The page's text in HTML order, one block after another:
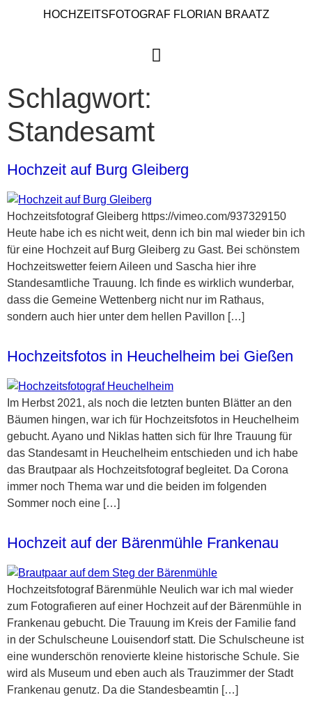
HOCHZEITSFOTOGRAF FLORIAN BRAATZ
Schlagwort:
Standesamt
Hochzeit auf Burg Gleiberg
Hochzeitsfotograf Gleiberg https://vimeo.com/937329150
Heute habe ich es nicht weit, denn ich bin mal wieder bin ich
für eine Hochzeit auf Burg Gleiberg zu Gast. Bei schönstem
Hochzeitswetter feiern Aileen und Sascha hier ihre
Standesamtliche Trauung. Ich finde es wirklich wunderbar,
dass die Gemeine Wettenberg nicht nur im Rathaus,
sondern auch hier unter dem hellen Pavillon […]
Hochzeitsfotos in Heuchelheim bei Gießen
Im Herbst 2021, als noch die letzten bunten Blätter an den
Bäumen hingen, war ich für Hochzeitsfotos in Heuchelheim
gebucht. Ayano und Niklas hatten sich für Ihre Trauung für
das Standesamt in Heuchelheim entschieden und ich habe
das Brautpaar als Hochzeitsfotograf begleitet. Da Corona
immer noch Thema war und die beiden im folgenden
Sommer noch eine […]
Hochzeit auf der Bärenmühle Frankenau
Hochzeitsfotograf Bärenmühle Neulich war ich mal wieder
zum Fotografieren auf einer Hochzeit auf der Bärenmühle in
Frankenau gebucht. Die Trauung im Kreis der Familie fand
in der Schulscheune Louisendorf statt. Die Schulscheune ist
eine wunderschön renovierte kleine historische Schule. Sie
wird als Museum und eben auch als Trauzimmer der Stadt
Frankenau genutz. Da die Standesbeamtin […]